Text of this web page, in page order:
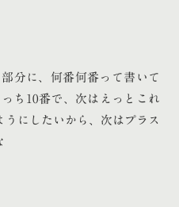
分に、何番何番って書いて
ち10番で、次はえっとこれ
にしたいから、次はプラス